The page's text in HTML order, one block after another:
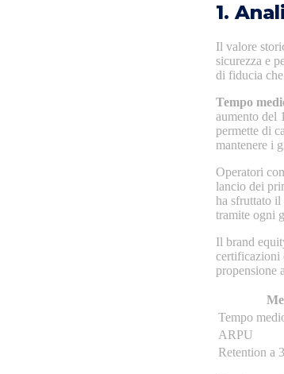
1.
Il valore
sicurezza e
di fiducia
Tempo
aumento del
permette di
mantenere i
Operatori
lancio dei
ha sfruttato il
tramite ogni
Il brand
certificazioni
propensione
Tempo
ARPU
Retention a